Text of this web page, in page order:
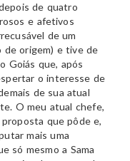
de quatro
e afetivos
de um
de origem) e tive de
Goiás que, após
o interesse de
de sua atual
O meu atual chefe,
proposta que pôde e,
mais uma
só mesmo a Sama